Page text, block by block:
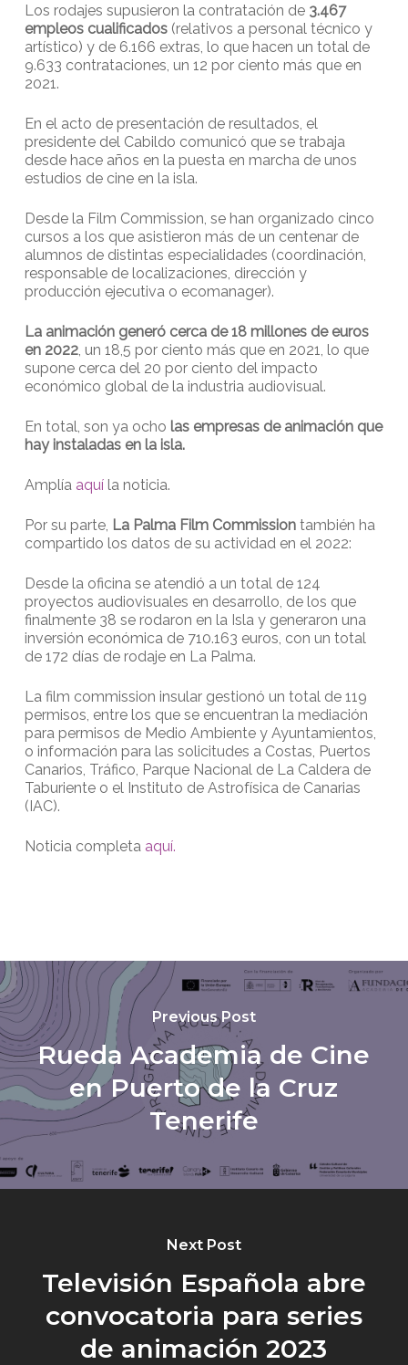
Los rodajes supusieron la contratación de3.467
empleos cualificados(relativos a personal técnico y
artístico) y de 6.166 extras, lo que hacen un total de
9.633 contrataciones, un 12 por ciento más que en
2021.
En el acto de presentación de resultados, el
presidente del Cabildo comunicó que se trabaja
desde hace años en la puesta en marcha de unos
estudios de cine en la isla.
Desde la Film Commission, se han organizado cinco
cursos a los que asistieron más de un centenar de
alumnos de distintas especialidades (coordinación,
responsable de localizaciones, dirección y
producción ejecutiva o ecomanager).
La animación generó cerca de 18 millones de euros
en 2022, un 18,5 por ciento más que en 2021, lo que
supone cerca del 20 por ciento del impacto
económico global de la industria audiovisual.
En total, son ya ocho las empresas de animación que
hay instaladas en la isla.
Amplía aquí la noticia.
Por su parte, La Palma Film Commissiontambién ha
compartido los datos de su actividad en el 2022:
Desde la oficina se atendió a un total de 124
proyectos audiovisuales en desarrollo, de los que
finalmente 38 se rodaron en la Isla y generaron una
inversión económica de 710.163 euros, con un total
de 172 días de rodaje en La Palma.
La film commission insular gestionó un total de 119
permisos, entre los que se encuentran la mediación
para permisos de Medio Ambiente y Ayuntamientos,
o información para las solicitudes a Costas, Puertos
Canarios, Tráfico, Parque Nacional de La Caldera de
Taburiente o el Instituto de Astrofísica de Canarias
(IAC).
Noticia completaaquí.
Previous Post
Rueda Academia de Cine
en Puerto de la Cruz
Tenerife
Next Post
Televisión Española abre
convocatoria para series
de animación 2023